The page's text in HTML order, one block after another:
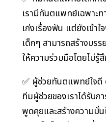
เรามีทันตแพทย์เฉพาะ
เก่งเรื่องฟัน แต่ยังเข้า
เด็กๆ สามารถสร้างบร
ให้ความร่วมมือโดยไม่รู้
✅ ผู้ช่วยทันตแพทย์ใจดี
ทีมผู้ช่วยของเราได้รับ
พูดคุยและสร้างความมั่น